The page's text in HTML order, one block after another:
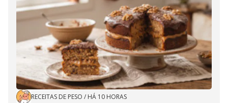
RECEITAS DE PESO / HÁ 10 HORAS